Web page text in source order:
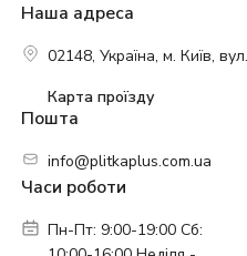
Наша адреса
02148, Україна, м. Київ,
Карта проїзду
Пошта
info@plitkaplus.com.ua
Часи роботи
Пн-Пт: 9:00-19:00 Сб: